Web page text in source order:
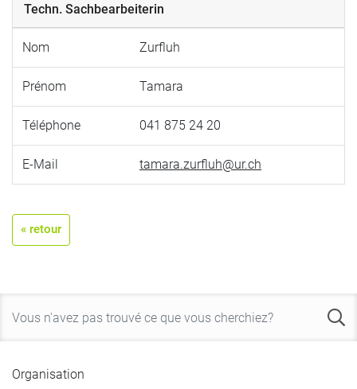
Techn. Sachbearbeiterin
Nom Zurfluh
Prénom Tamara
Téléphone 041 875 24 20
E-Mail tamara.zurfluh@ur.ch
« retour
Organisation